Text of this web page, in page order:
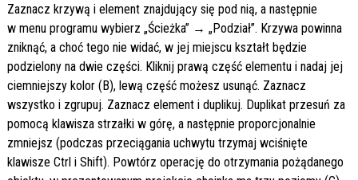
Zaznacz krzywą i element znajdujący się pod nią, a następnie
w menu programu wybierz „Ścieżka” → „Podział”. Krzywa powinna
zniknąć, a choć tego nie widać, w jej miejscu kształt będzie
podzielony na dwie części. Kliknij prawą część elementu i nadaj jej
ciemniejszy kolor (B), lewą część możesz usunąć. Zaznacz
wszystko i zgrupuj. Zaznacz element i duplikuj. Duplikat przesuń za
pomocą klawisza strzałki w górę, a następnie proporcjonalnie
zmniejsz (podczas przeciągania uchwytu trzymaj wciśnięte
klawisze Ctrl i Shift). Powtórz operację do otrzymania pożądanego